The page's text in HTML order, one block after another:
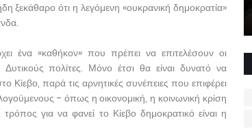
ξεκάθαρο ότι η λεγόμενη «ουκρανική δημοκρατία»
ένα «καθήκον» που πρέπει να επιτελέσουν οι
πολίτες. Μόνο έτσι θα είναι δυνατό να
παρά τις αρνητικές συνέπειες που επιφέρει
- όπως η οικονομική, η κοινωνική κρίση
για να φανεί το Κίεβο δημοκρατικό είναι η